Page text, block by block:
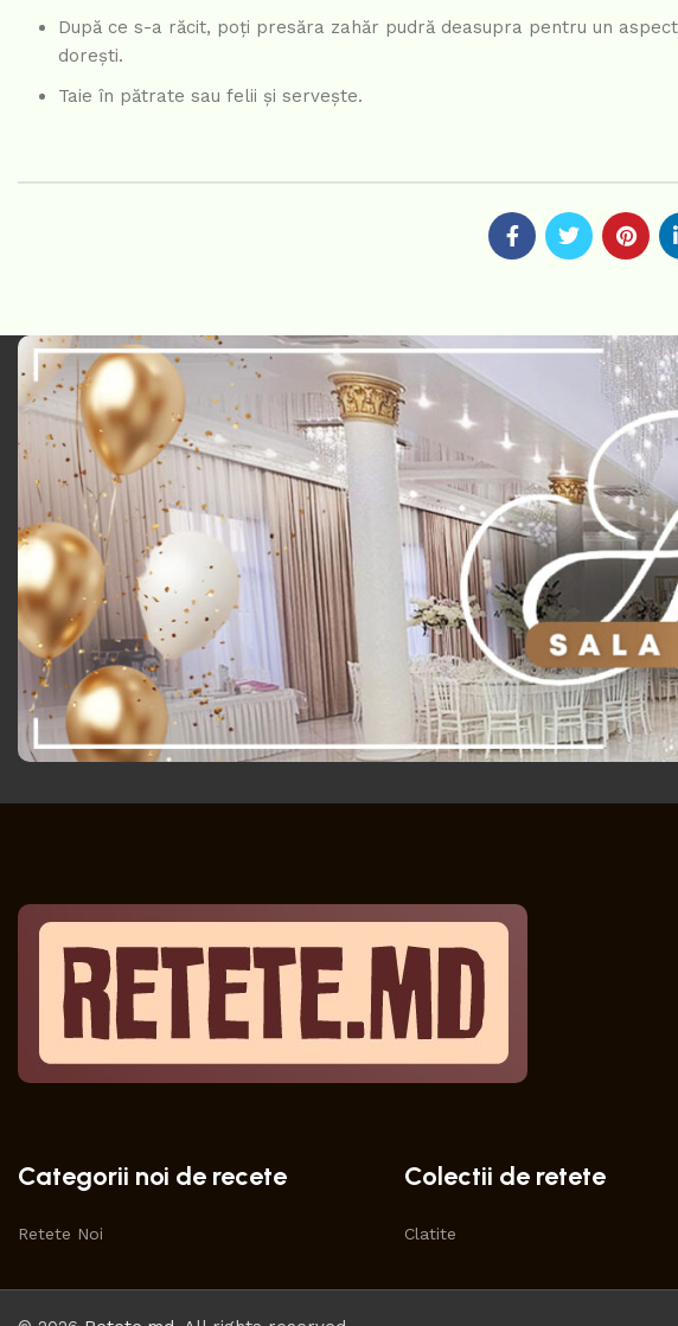
După ce s-a răcit, poți presăra zahăr pudră deasupra pentru un
dorești.
Taie în pătrate sau felii și servește.
Categorii noi de recete
Retete Noi
Colectii de retete
Clatite